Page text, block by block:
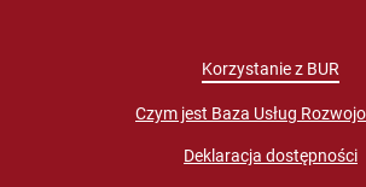
Korzystanie z BUR
Czym jest Baza Usług
Deklaracja dostępności